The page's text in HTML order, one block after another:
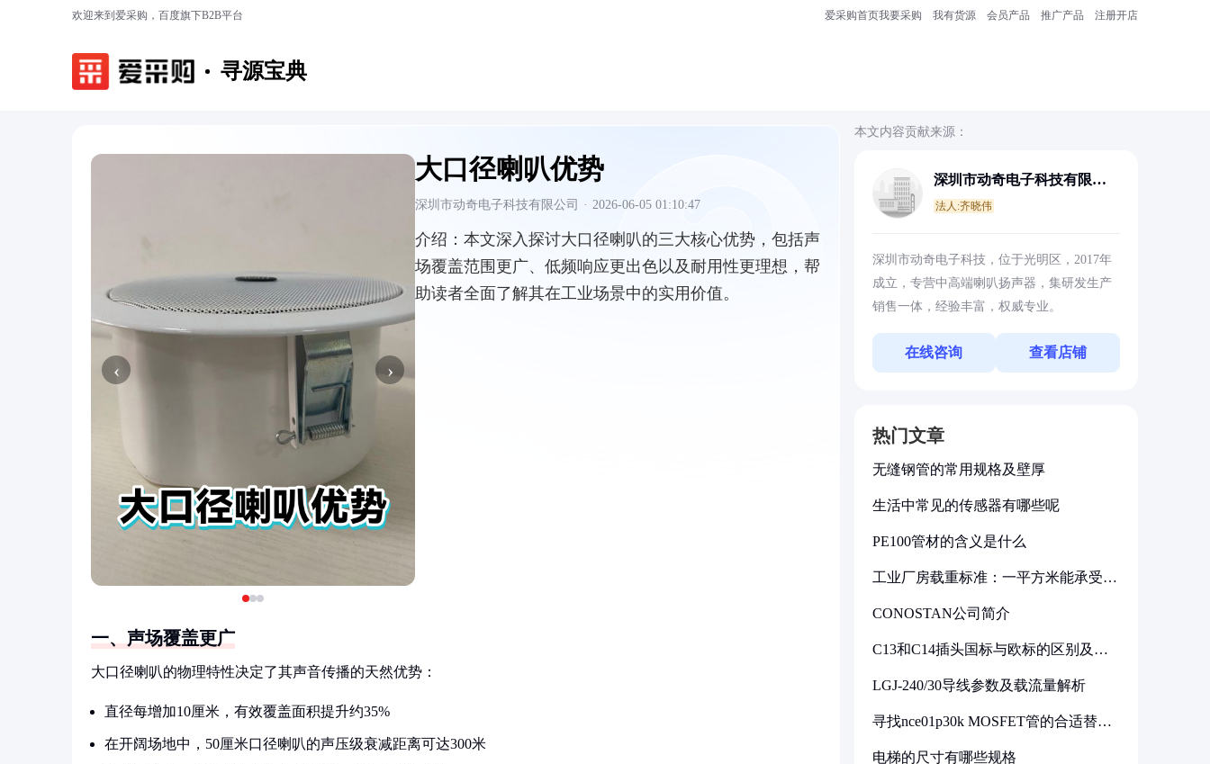
欢迎来到爱采购，百度旗下B2B平台 爱采购首页我要采购 我有货源 会员产品 推广产品 注册开店
寻源宝典
‹ ›
大口径喇叭优势
深圳市动奇电子科技有限公司 · 2026-06-05 01:10:47
介绍： 本文深入探讨大口径喇叭的三大核心优势，包括声
场覆盖范围更广、低频响应更出色以及耐用性更理想，帮
助读者全面了解其在工业场景中的实用价值。
一、声场覆盖更广
大口径喇叭的物理特性决定了其声音传播的天然优势：
直径每增加10厘米，有效覆盖面积提升约35%
在开阔场地中，50厘米口径喇叭的声压级衰减距离可达300米
本文内容贡献来源：
深圳市动奇电子科技有限公
法人:齐晓伟
深圳市动奇电子科技，位于光明区，2017年
成立，专营中高端喇叭扬声器，集研发生产
销售一体，经验丰富，权威专业。
在线咨询 查看店铺
热门文章
无缝钢管的常用规格及壁厚
生活中常见的传感器有哪些呢
PE100管材的含义是什么
工业厂房载重标准：一平方米能承受多
CONOSTAN公司简介
C13和C14插头国标与欧标的区别及其
LGJ-240/30导线参数及载流量解析
寻找nce01p30k MOSFET管的合适替代
电梯的尺寸有哪些规格